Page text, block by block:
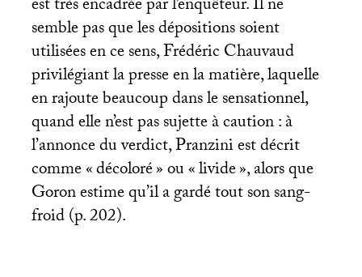
est très encadrée par l’enquêteur. Il ne
semble pas que les dépositions soient
utilisées en ce sens, Frédéric Chauvaud
privilégiant la presse en la matière, laquelle
en rajoute beaucoup dans le sensationnel,
quand elle n’est pas sujette à caution : à
l’annonce du verdict, Pranzini est décrit
comme «décoloré» ou «livide», alors que
Goron estime qu’il a gardé tout son sang-
froid (p. 202).